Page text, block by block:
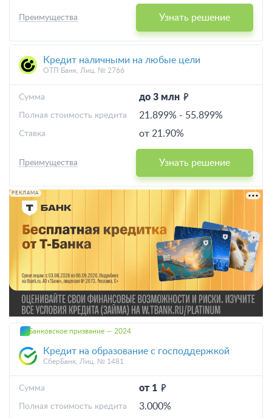
Узнать решение
Преимущества
Кредит наличными на любые цели
ОТП Банк, Лиц. № 2766
до 3 млн
Cумма
21.899% - 55.899%
Полная стоимость кредита
от 21.90%
Ставка
Узнать решение
Преимущества
РЕКЛАМА
Банковское призвание — 2024
Кредит на образование с господдержкой
СберБанк, Лиц. № 1481
от 1
Cумма
3.000%
Полная стоимость кредита